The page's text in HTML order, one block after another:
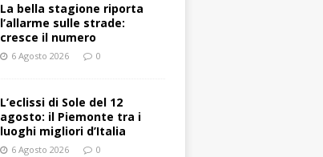
La bella stagione riporta
l’allarme sulle strade:
cresce il numero
6 Agosto 2026 0
L’eclissi di Sole del 12
agosto: il Piemonte tra i
luoghi migliori d’Italia
6 Agosto 2026 0